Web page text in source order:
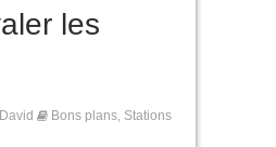
les
David Bons plans Stations